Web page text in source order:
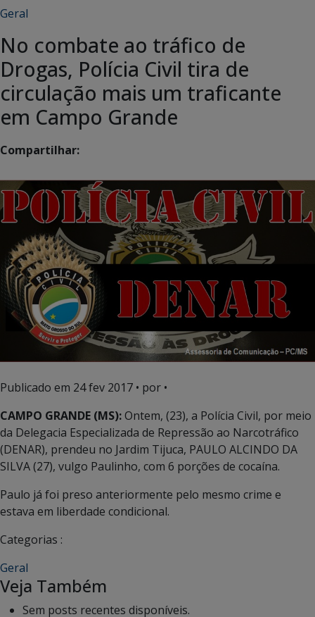
Geral
No combate ao tráfico de
Drogas, Polícia Civil tira de
circulação mais um traficante
em Campo Grande
Compartilhar:
Publicado em 24 fev 2017 • por •
CAMPO GRANDE (MS):Ontem, (23), a Polícia Civil, por meio
da Delegacia Especializada de Repressão ao Narcotráfico
(DENAR), prendeu no Jardim Tijuca, PAULO ALCINDO DA
SILVA (27), vulgo Paulinho, com 6 porções de cocaína.
Paulo já foi preso anteriormente pelo mesmo crime e
estava em liberdade condicional.
Categorias :
Geral
Veja Também
Sem posts recentes disponíveis.